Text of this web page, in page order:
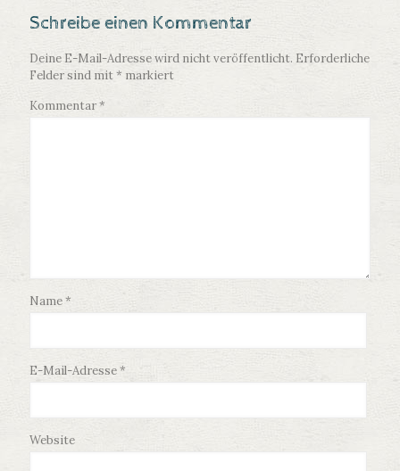
Schreibe einen Kommentar
Deine E-Mail-Adresse wird nicht veröffentlicht. Erforderliche
Felder sind mit* markiert
Kommentar*
Name*
E-Mail-Adresse*
Website